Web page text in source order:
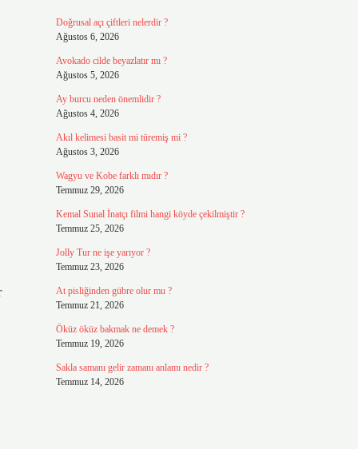
Doğrusal açı çiftleri nelerdir ?
Ağustos 6, 2026
Avokado cilde beyazlatır mı ?
Ağustos 5, 2026
Ay burcu neden önemlidir ?
Ağustos 4, 2026
Akıl kelimesi basit mi türemiş mi ?
Ağustos 3, 2026
Wagyu ve Kobe farklı mıdır ?
Temmuz 29, 2026
Kemal Sunal İnatçı filmi hangi köyde çekilmiştir ?
Temmuz 25, 2026
Jolly Tur ne işe yarıyor ?
Temmuz 23, 2026
At pisliğinden gübre olur mu ?
Temmuz 21, 2026
Öküz öküz bakmak ne demek ?
Temmuz 19, 2026
Sakla samanı gelir zamanı anlamı nedir ?
Temmuz 14, 2026